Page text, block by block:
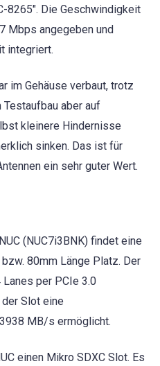
8265″. Die Geschwindigkeit
Mbps angegeben und
integriert.
im Gehäuse verbaut, trotz
aber auf
kleinere Hindernisse
sinken. Das ist für
ein sehr guter Wert.
(NUC7i3BNK) findet eine
80mm Länge Platz. Der
per PCIe 3.0
Slot eine
MB/s ermöglicht.
einen Mikro SDXC Slot. Es